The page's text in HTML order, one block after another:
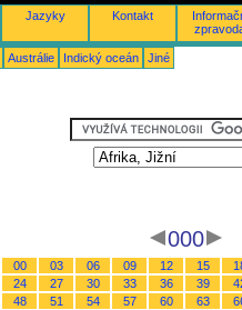
Jazyky Kontakt
Austrálie Indický oceán Jiné
000
00 03 06 09 12 15
24
27 30 33 36 39
48
51 54 57 60 63